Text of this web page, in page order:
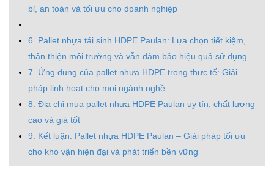
bỉ, an toàn và tối ưu cho doanh nghiệp
6. Pallet nhựa tái sinh HDPE Paulan: Lựa chọn tiết kiệm,
thân thiện môi trường và vẫn đảm bảo hiệu quả sử dụng
7. Ứng dụng của pallet nhựa HDPE trong thực tế: Giải
pháp linh hoạt cho mọi ngành nghề
8. Địa chỉ mua pallet nhựa HDPE Paulan uy tín, chất lượng
cao và giá tốt
9. Kết luận: Pallet nhựa HDPE Paulan – Giải pháp tối ưu
cho kho vận hiện đại và phát triển bền vững